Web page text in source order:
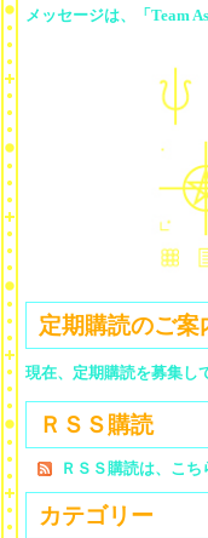
メッセージは、「Team
定期購読のご案
現在、定期購読を募集し
ＲＳＳ購読
ＲＳＳ購読は、こち
カテゴリー